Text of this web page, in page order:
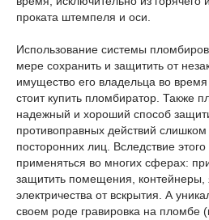
проката штемпеля и оси.
Использование системы
мере сохранить и защитить от
имущество его владельца во
стоит купить пломбиратор. Также
надежный и хороший способ
противоправных действий
посторонних лиц. Вследствие
применяться во многих сферах:
защитить помещения, контейнеры,
электричества от вскрытия. А
своем роде гравировка на пломбе